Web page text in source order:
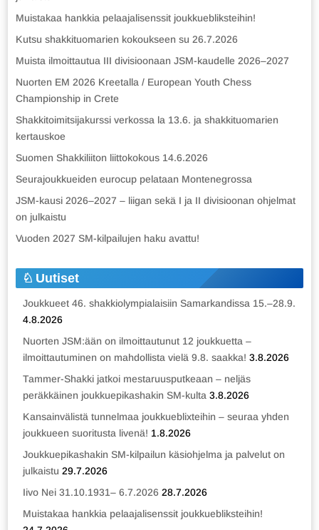
Muistakaa hankkia pelaajalisenssit joukkuebliksteihin!
Kutsu shakkituomarien kokoukseen su 26.7.2026
Muista ilmoittautua III divisioonaan JSM-kaudelle 2026–2027
Nuorten EM 2026 Kreetalla / European Youth Chess
Championship in Crete
Shakkitoimitsijakurssi verkossa la 13.6. ja shakkituomarien
kertauskoe
Suomen Shakkiliiton liittokokous 14.6.2026
Seurajoukkueiden eurocup pelataan Montenegrossa
JSM-kausi 2026–2027 – liigan sekä I ja II divisioonan ohjelmat
on julkaistu
Vuoden 2027 SM-kilpailujen haku avattu!
Uutiset
Joukkueet 46. shakkiolympialaisiin Samarkandissa 15.–28.9.
4.8.2026
Nuorten JSM:ään on ilmoittautunut 12 joukkuetta –
ilmoittautuminen on mahdollista vielä 9.8. saakka! 3.8.2026
Tammer-Shakki jatkoi mestaruusputkeaan – neljäs
peräkkäinen joukkuepikashakin SM-kulta 3.8.2026
Kansainvälistä tunnelmaa joukkueblixteihin – seuraa yhden
joukkueen suoritusta livenä! 1.8.2026
Joukkuepikashakin SM-kilpailun käsiohjelma ja palvelut on
julkaistu 29.7.2026
Iivo Nei 31.10.1931– 6.7.2026 28.7.2026
Muistakaa hankkia pelaajalisenssit joukkuebliksteihin!